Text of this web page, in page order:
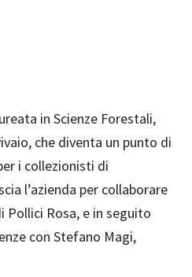
in Scienze Forestali,
che diventa un punto di
i collezionisti di
l’azienda per collaborare
Pollici Rosa, e in seguito
con Stefano Magi,